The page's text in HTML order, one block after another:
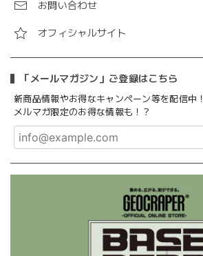
お問い合わせ
オフィシャルサイト
「メールマガジン」ご登録はこちら
新商品情報やお得なキャンペーン等を配信中！
メルマガ限定のお得な情報も！？